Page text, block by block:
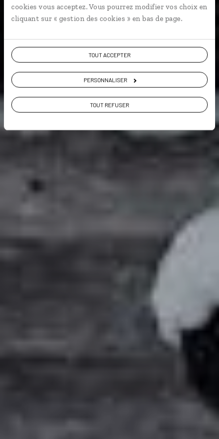
cookies vous acceptez. Vous pourrez modifier vos choix en
cliquant sur « gestion des cookies » en bas de page.
TOUT ACCEPTER
PERSONNALISER
TOUT REFUSER
VOIR LA GALERIE PHOTOS